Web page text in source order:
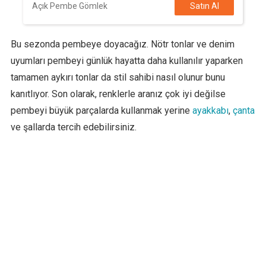
Açık Pembe Gömlek Satın Al
Bu sezonda pembeye doyacağız. Nötr tonlar ve denim
uyumları pembeyi günlük hayatta daha kullanılır yaparken
tamamen aykırı tonlar da stil sahibi nasıl olunur bunu
kanıtlıyor. Son olarak, renklerle aranız çok iyi değilse
pembeyi büyük parçalarda kullanmak yerine ayakkabı, çanta
ve şallarda tercih edebilirsiniz.